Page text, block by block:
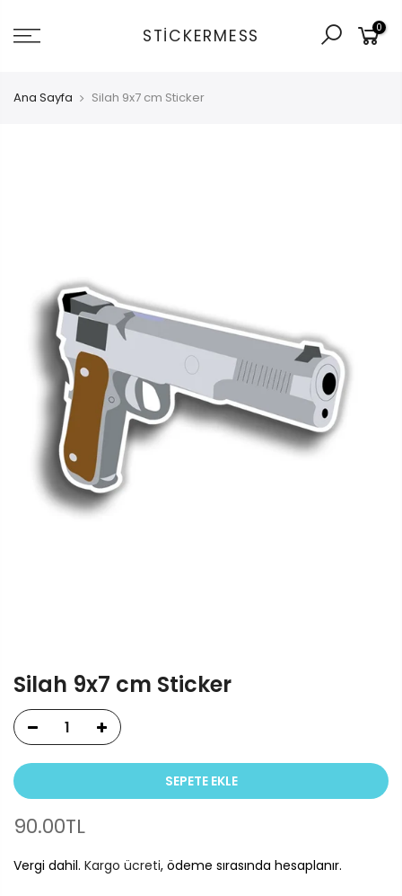
git
STICKERMESS 0
Ana Sayfa Silah 9x7 cm Sticker
Silah 9x7 cm Sticker
SEPETE EKLE
90.00TL
Vergi dahil. Kargo ücreti, ödeme sırasında hesaplanır.